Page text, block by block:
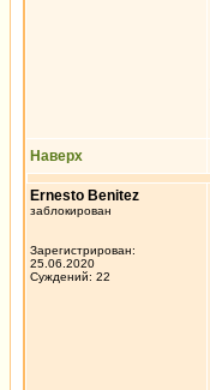
Наверх
Ernesto Benitez
заблокирован
Зарегистрирован:
25.06.2020
Суждений: 22